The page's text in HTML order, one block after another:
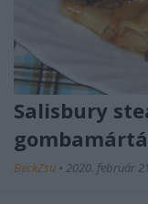
Salisbury
BeckZsu • 2020. február 21.